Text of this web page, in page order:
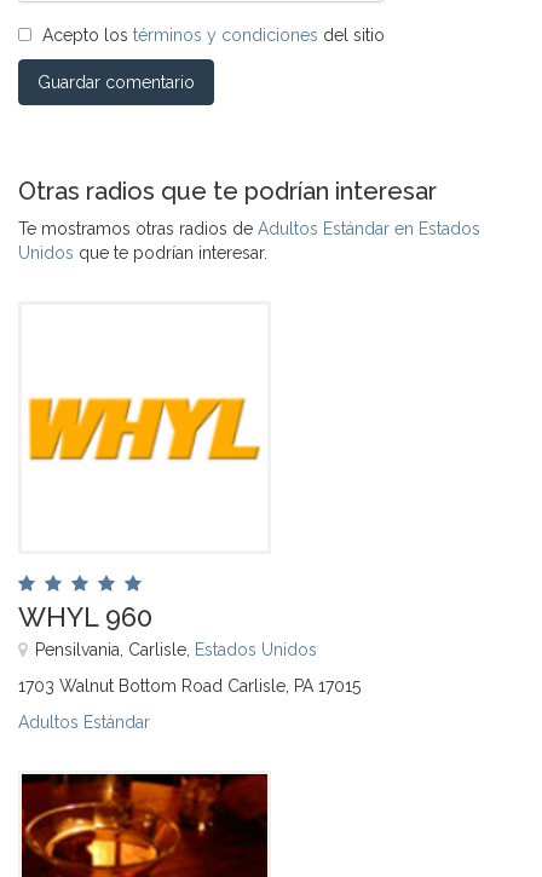
Acepto los términos y condiciones del sitio
Guardar comentario
Otras radios que te podrían interesar
Te mostramos otras radios de Adultos Estándar en Estados
Unidos que te podrían interesar.
WHYL 960
Pensilvania, Carlisle, Estados Unidos
1703 Walnut Bottom Road Carlisle, PA 17015
Adultos Estándar